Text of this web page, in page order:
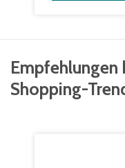
Empfehlungen
Shopping-